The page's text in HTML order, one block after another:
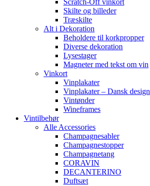
Skilte og billeder
Træskilte
Alt i Dekoration
Beholdere til korkpropper
Diverse dekoration
Lysestager
Magneter med tekst om vin
Vinkort
Vinplakater
Vinplakater – Dansk design
Vintønder
Wineframes
Vintilbehør
Alle Accessories
Champagnesabler
Champagnestopper
Champagnetang
CORAVIN
DECANTERINO
Duftsæt